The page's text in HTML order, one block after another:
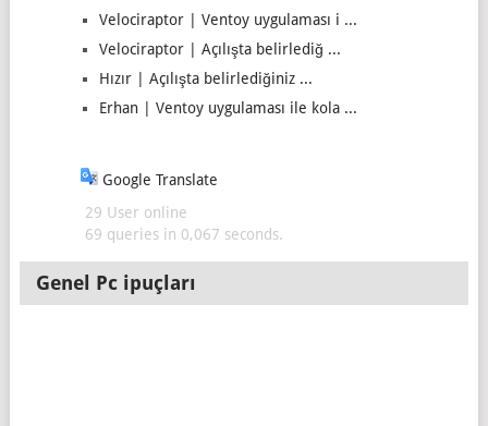
Velociraptor | Ventoy uygulaması i ...
Velociraptor | Açılışta belirlediğ ...
Hızır | Açılışta belirlediğiniz ...
Erhan | Ventoy uygulaması ile kola ...
Google Translate
29 User online
69 queries in 0,067 seconds.
Genel Pc ipuçları